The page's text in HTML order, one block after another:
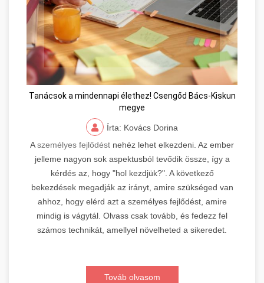
Tanácsok a mindennapi élethez! Csengőd Bács-Kiskun
megye
Írta: Kovács Dorina
Aszemélyes fejlődést nehéz lehet elkezdeni. Az ember
jelleme nagyon sok aspektusból tevődik össze, így a
kérdés az, hogy "hol kezdjük?". A következő
bekezdések megadják az irányt, amire szükséged van
ahhoz, hogy elérd azt a személyes fejlődést, amire
mindig is vágytál. Olvass csak tovább, és fedezz fel
számos technikát, amellyel növelheted a sikeredet.
Továb olvasom